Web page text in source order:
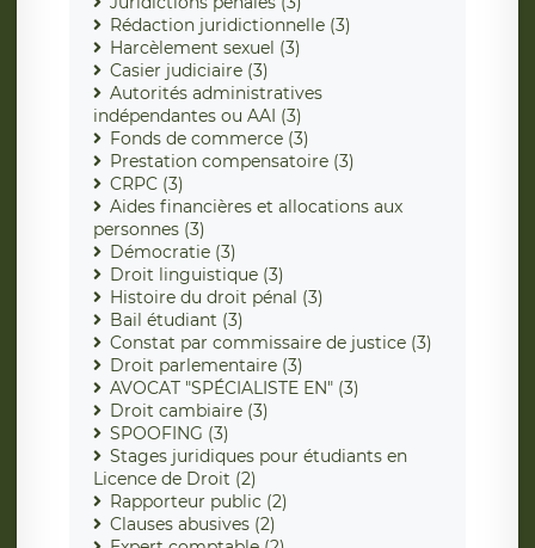
Rédaction juridictionnelle (3)
Harcèlement sexuel (3)
Casier judiciaire (3)
Autorités administratives
indépendantes ou AAI (3)
Fonds de commerce (3)
Prestation compensatoire (3)
CRPC (3)
Aides financières et allocations aux
personnes (3)
Démocratie (3)
Droit linguistique (3)
Histoire du droit pénal (3)
Bail étudiant (3)
Constat par commissaire de justice (3)
Droit parlementaire (3)
AVOCAT "SPÉCIALISTE EN" (3)
Droit cambiaire (3)
SPOOFING (3)
Stages juridiques pour étudiants en
Licence de Droit (2)
Rapporteur public (2)
Clauses abusives (2)